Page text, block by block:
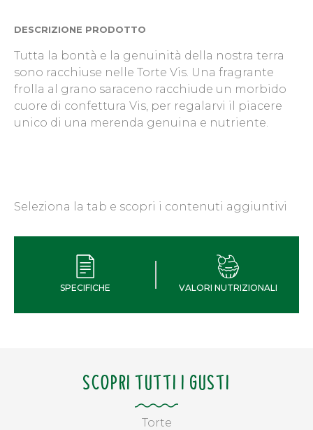
DESCRIZIONE PRODOTTO
Tutta la bontà e la genuinità della nostra terra
sono racchiuse nelle Torte Vis. Una fragrante
frolla al grano saraceno racchiude un morbido
cuore di confettura Vis, per regalarvi il piacere
unico di una merenda genuina e nutriente.
Seleziona la tab e scopri i contenuti aggiuntivi
SPECIFICHE VALORI NUTRIZIONALI
SCOPRI TUTTI I GUSTI
Torte